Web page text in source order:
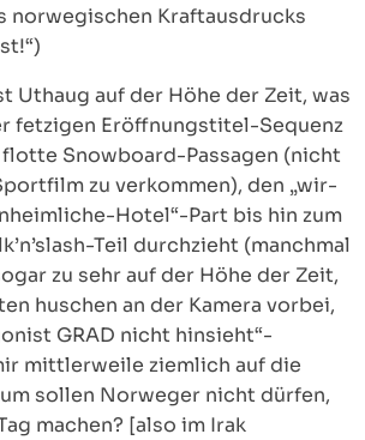
norwegischen Kraftausdrucks
Uthaug auf der Höhe der Zeit, was
fetzigen Eröffnungstitel-Sequenz
Snowboard-Passagen (nicht
zu verkommen), den „wir-
Hotel“-Part bis hin zum
Teil durchzieht (manchmal
zu sehr auf der Höhe der Zeit,
huschen an der Kamera vorbei,
GRAD nicht hinsieht“-
mittlerweile ziemlich auf die
sollen Norweger nicht dürfen,
machen? [also im Irak